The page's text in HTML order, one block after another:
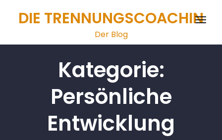
InhaltDIE TRENNUNGSCOACHIN
Der Blog
Kategorie:
Persönliche
Entwicklung